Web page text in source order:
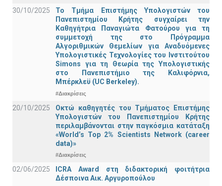
30/10/2025
Το Τμήμα Επιστήμης Υπολογιστών του
Πανεπιστημίου Κρήτης συγχαίρει την
Καθηγήτρια Παναγιώτα Φατούρου για τη
συμμετοχή της στο Πρόγραμμα
Αλγοριθμικών Θεμελίων για Αναδυόμενες
Υπολογιστικές Τεχνολογίες του Ινστιτούτου
Simons για τη Θεωρία της Υπολογιστικής
στο Πανεπιστήμιο της Καλιφόρνια,
Μπέρκλεϋ (UC Berkeley).
#Διακρίσεις
20/10/2025
Οκτώ καθηγητές του Τμήματος Επιστήμης
Υπολογιστών του Πανεπιστημίου Κρήτης
περιλαμβάνονται στην παγκόσμια κατάταξη
«World’s Top 2% Scientists Network (career
data)»
#Διακρίσεις
02/06/2025
ICRA Award στη διδακτορική φοιτήτρια
Δέσποινα Αικ. Αργυροπούλου